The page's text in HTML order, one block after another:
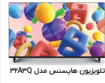
تلویزیون هایسنس مدل 32A3Q